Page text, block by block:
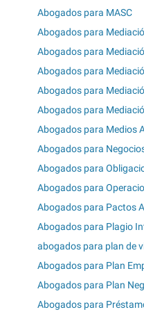
Abogados para MASC
Abogados para
Abogados para
Abogados para
Abogados para
Abogados para
Abogados para Medios
Abogados para
Abogados para
Abogados para
Abogados para Pactos
Abogados para Plagio
abogados para plan de
Abogados para Plan
Abogados para Plan
Abogados para